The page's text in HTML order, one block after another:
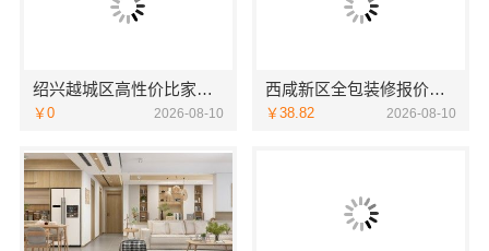
绍兴越城区高性价比家装环保优质材料，绍兴卓鑫装饰材料有限公司
￥0 2026-08-10
西咸新区全包装修报价，中蓝建投（北京）建设有限公司武功分公司
￥38.82 2026-08-10